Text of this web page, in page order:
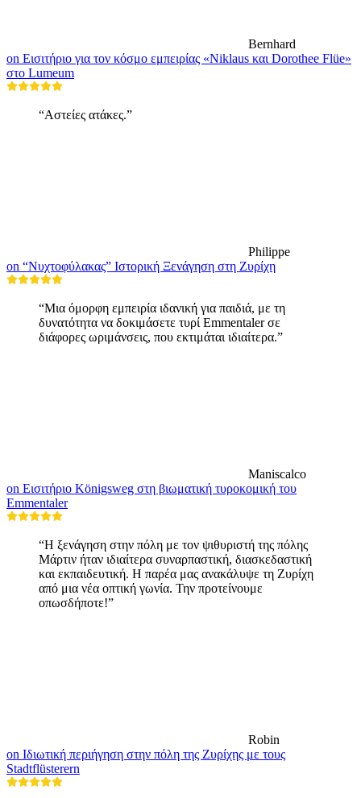
Bernhard
on Εισιτήριο για τον κόσμο εμπειρίας «Niklaus και Dorothee Flüe»
στο Lumeum
“Αστείες ατάκες.”
Philippe
on “Νυχτοφύλακας” Ιστορική Ξενάγηση στη Ζυρίχη
“Μια όμορφη εμπειρία ιδανική για παιδιά, με τη
δυνατότητα να δοκιμάσετε τυρί Emmentaler σε
διάφορες ωριμάνσεις, που εκτιμάται ιδιαίτερα.”
Maniscalco
on Εισιτήριο Königsweg στη βιωματική τυροκομική του
Emmentaler
“Η ξενάγηση στην πόλη με τον ψιθυριστή της πόλης
Μάρτιν ήταν ιδιαίτερα συναρπαστική, διασκεδαστική
και εκπαιδευτική. Η παρέα μας ανακάλυψε τη Ζυρίχη
από μια νέα οπτική γωνία. Την προτείνουμε
οπωσδήποτε!”
Robin
on Ιδιωτική περιήγηση στην πόλη της Ζυρίχης με τους
Stadtflüsterern